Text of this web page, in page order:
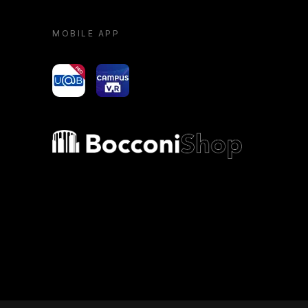
MOBILE APP
yoU@B Campus VR
Bocconi shop